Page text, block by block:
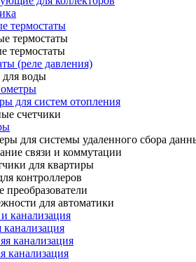
термостаты
термостаты
термостаты
(реле давления)
воды
для систем отопления
счетчики
для системы удаленного сбора
связи и коммутации
для квартиры
контроллеров
преобразователи
для автоматики
канализация
канализация
канализация